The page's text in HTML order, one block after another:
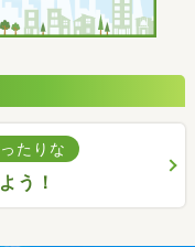
たりな
う！